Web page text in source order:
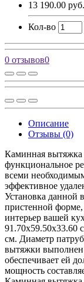
13 190.00 руб.
Кол-во
0 отзывов0
Описание
Отзывы (0)
Каминная вытяжка
функциональное
всеми
эффективное
Установка данной
пристенной форме,
интерьер вашей
91.70х59.50х33.60
см. Диаметр
вытяжки выполнен
обеспечивает ей
мощность